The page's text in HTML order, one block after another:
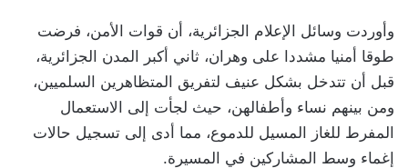
وأوردت وسائل الإعلام الجزائرية، أن قوات الأمن، فرضت
طوقا أمنيا مشددا على وهران، ثاني أكبر المدن الجزائرية،
قبل أن تتدخل بشكل عنيف لتفريق المتظاهرين السلميين،
ومن بينهم نساء وأطفالهن، حيث لجأت إلى الاستعمال
المفرط للغاز المسيل للدموع، مما أدى إلى تسجيل حالات
إغماء وسط المشاركين في المسيرة.